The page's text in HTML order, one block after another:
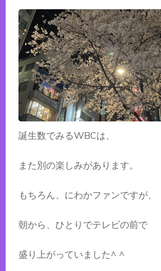
誕生数でみるWBCは、
また別の楽しみがあります。
もちろん、にわかファンですが、
朝から、ひとりでテレビの前で
盛り上がっていました^ ^